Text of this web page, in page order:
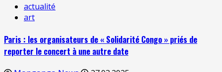
actualité
art
Paris : les organisateurs de « Solidarité Congo » priés de
reporter le concert à une autre date